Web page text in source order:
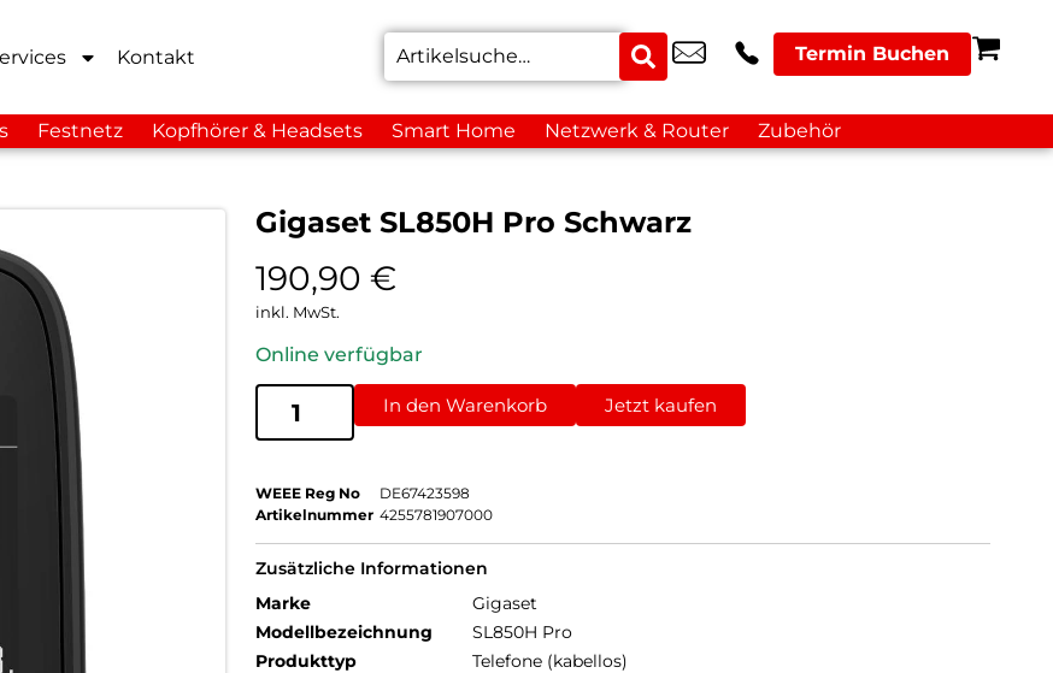
Kontakt Termin Buchen
Festnetz Kopfhörer & Headsets Smart Home Netzwerk & Router Zubehör
Gigaset SL850H Pro Schwarz
190,90 €
inkl. MwSt.
Online verfügbar
In den Warenkorb Jetzt kaufen
WEEE Reg No
DE67423598
Artikelnummer 4255781907000
Zusätzliche Informationen
Marke
Gigaset
Modellbezeichnung
SL850H Pro
Produkttyp
Telefone (kabellos)